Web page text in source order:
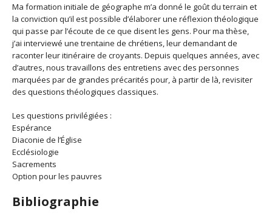
Ma formation initiale de géographe m’a donné le goût du terrain et
la conviction qu’il est possible d’élaborer une réflexion théologique
qui passe par l’écoute de ce que disent les gens. Pour ma thèse,
j’ai interviewé une trentaine de chrétiens, leur demandant de
raconter leur itinéraire de croyants. Depuis quelques années, avec
d’autres, nous travaillons des entretiens avec des personnes
marquées par de grandes précarités pour, à partir de là, revisiter
des questions théologiques classiques.
Les questions privilégiées :
Espérance
Diaconie de l’Église
Ecclésiologie
Sacrements
Option pour les pauvres
Bibliographie